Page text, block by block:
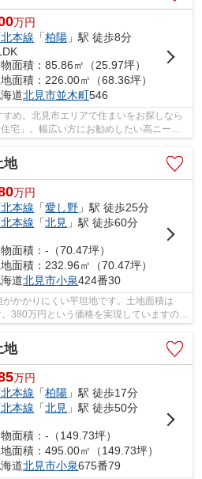
万円
本線 「柏陽 」駅 徒歩8分
面積：85.86㎡（25.97坪）
面積：226.00㎡（68.36坪）
道北見市並木町546
め。北見市エリアで住まいをお探しなら
宅」。幅広い方にお勧めしたい高ニーズ
地
万円
本線 「愛し野 」駅 徒歩25分
本線 「北見 」駅 徒歩60分
面積：-（70.47坪）
面積：232.96㎡（70.47坪）
道北見市小泉424番30
かかりにくい平坦地です。土地面積は
380万円という価格を実現していますの
地
万円
本線 「柏陽 」駅 徒歩17分
本線 「北見 」駅 徒歩50分
面積：-（149.73坪）
面積：495.00㎡（149.73坪）
道北見市小泉675番79